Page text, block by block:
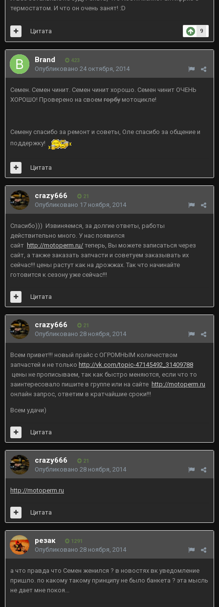
термостатом. И что он очень занят! :D
9
Цитата
Brand 423
Опубликовано 24 октября, 2014
Семен. Семен чинит. Семен чинит хорошо. Семен чинит ОЧЕНЬ
ХОРОШО! Проверено на своем горбу мотоцикле!
Семену спасибо за ремонт и советы, Оле спасибо за общение и
поддержку!
Цитата
crazy666 21
Опубликовано 17 ноября, 2014
Спасибо))) Извиняемся, за долгие ответы, работы
действительно много. У нас появился
сайт http://motoperm.ru/ теперь, Вы можете записаться через
сайт, а также заказать запчасти и советуем заказывать их
сейчас!!! цены растут как на дрожжах. Так что начинайте
готовится к сезону уже сейчас!!!
Цитата
crazy666 21
Опубликовано 28 ноября, 2014
Всем привет!!! новый прайс с ОГРОМНЫМ количеством
запчастей и не только http://vk.com/topic-47145492_31409788
цены не прописываем, так как быстро меняются, если что то
заинтересовало пишите в группе или на сайте http://motoperm.ru
онлайн запрос, ответим в кратчайшие сроки!!!
Всем удачи)
Цитата
crazy666 21
Опубликовано 28 ноября, 2014
http://motoperm.ru
Цитата
резак 1291
Опубликовано 28 ноября, 2014
а что правда что Семен женился ? в новостях вк уведомление
пришло. по какому такому принципу не было банкета ? эта мысль
не дает мне покоя...